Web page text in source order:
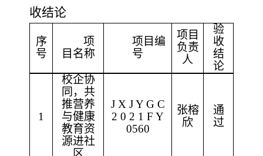
收结论
序
号
项
目名称
项目编
号
项目
负责
人
验
收
结
论
1
校企协
同，共
推营养
与健康
教育资
源进社
区
J X J Y G C
2 0 2 1 F Y
0560
张榕
欣
通
过